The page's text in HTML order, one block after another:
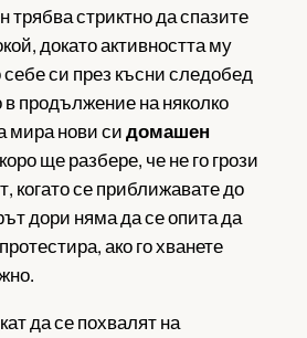
стриктно да спазите
докато активността му
си през късни следобед
в продължение на няколко
мира нови си домашен
ще разбере, че не го грози
когато се приближавате до
дори няма да се опита да
ако го хванете
да се похвалят на